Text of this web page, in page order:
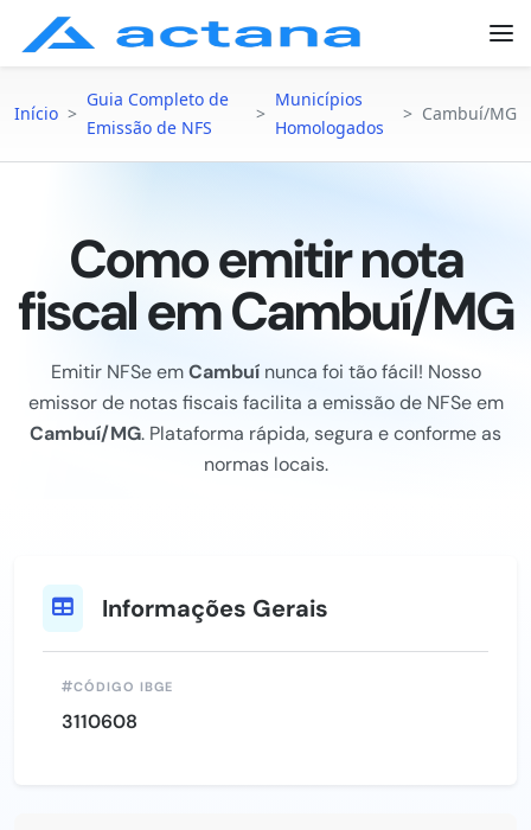
Início >
Guia Completo de
Emissão de NFS
>
Municípios
Homologados
> Cambuí/MG
Como emitir nota
fiscal em Cambuí/MG
Emitir NFSe emCambuínunca foi tão fácil! Nosso
emissor de notas fiscais facilita a emissão de NFSe em
Cambuí/MG. Plataforma rápida, segura e conforme as
normas locais.
Informações Gerais
CÓDIGO IBGE
3110608